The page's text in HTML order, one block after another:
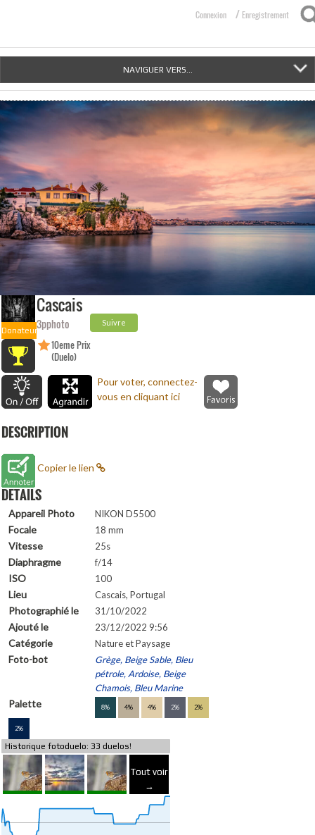
Connexion / Enregistrement
NAVIGUER VERS...
Donateur
Cascais
3pphoto Suivre
10eme Prix
(Duelo)
Pour voter, connectez-
vous en cliquant ici
DESCRIPTION
Copier le lien
DETAILS
Appareil Photo NIKON D5500
Focale 18 mm
Vitesse 25s
Diaphragme f/14
ISO 100
Lieu Cascais, Portugal
Photographié le 31/10/2022
Ajouté le 23/12/2022 9:56
Catégorie Nature et Paysage
Foto-bot
Grège, Beige Sable, Bleu
pétrole, Ardoise, Beige
Chamois, Bleu Marine
Palette 8% 4% 4% 2% 2%
2%
Historique fotoduelo: 33 duelos!
Tout voir
→